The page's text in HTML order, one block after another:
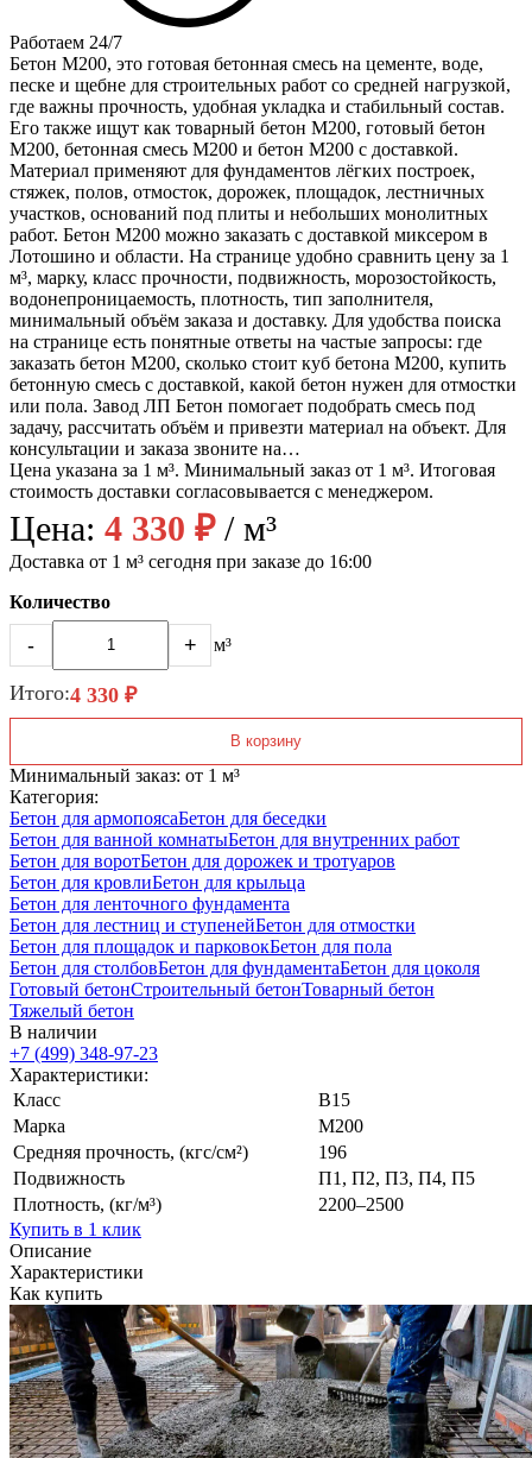
Работаем 24/7
Бетон М200, это готовая бетонная смесь на цементе, воде,
песке и щебне для строительных работ со средней нагрузкой,
где важны прочность, удобная укладка и стабильный состав.
Его также ищут как товарный бетон М200, готовый бетон
М200, бетонная смесь М200 и бетон М200 с доставкой.
Материал применяют для фундаментов лёгких построек,
стяжек, полов, отмосток, дорожек, площадок, лестничных
участков, оснований под плиты и небольших монолитных
работ. Бетон М200 можно заказать с доставкой миксером в
Лотошино и области. На странице удобно сравнить цену за 1
м³, марку, класс прочности, подвижность, морозостойкость,
водонепроницаемость, плотность, тип заполнителя,
минимальный объём заказа и доставку. Для удобства поиска
на странице есть понятные ответы на частые запросы: где
заказать бетон М200, сколько стоит куб бетона М200, купить
бетонную смесь с доставкой, какой бетон нужен для отмостки
или пола. Завод ЛП Бетон помогает подобрать смесь под
задачу, рассчитать объём и привезти материал на объект. Для
консультации и заказа звоните на…
Цена указана за 1 м³. Минимальный заказ от 1 м³. Итоговая
стоимость доставки согласовывается с менеджером.
Цена: 4 330 ₽/ м³
Доставка от 1 м³ сегодня при заказе до 16:00
Количество
- + м³
Итого:4 330 ₽
В корзину
Минимальный заказ: от 1 м³
Категория:
Бетон для армопоясаБетон для беседки
Бетон для ванной комнатыБетон для внутренних работ
Бетон для воротБетон для дорожек и тротуаров
Бетон для кровлиБетон для крыльца
Бетон для ленточного фундамента
Бетон для лестниц и ступенейБетон для отмостки
Бетон для площадок и парковокБетон для пола
Бетон для столбовБетон для фундаментаБетон для цоколя
Готовый бетонСтроительный бетонТоварный бетон
Тяжелый бетон
В наличии
+7 (499) 348-97-23
Характеристики:
Класс
В15
Марка
М200
Средняя прочность, (кгс/см²)
196
Подвижность
П1, П2, П3, П4, П5
Плотность, (кг/м³)
2200–2500
Купить в 1 клик
Описание
Характеристики
Как купить